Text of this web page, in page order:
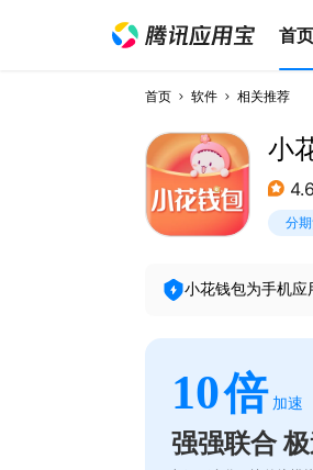
首页
首页 软件 相关推荐
小
4.6
分
小花钱包为手机应
10倍 加速
强强联合